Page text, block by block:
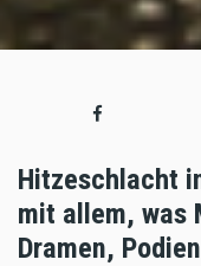
Hitzeschlacht
mit allem, was
Dramen,